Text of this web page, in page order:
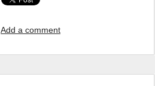
Add a comment